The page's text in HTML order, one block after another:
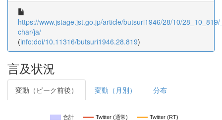
https://www.jstage.jst.go.jp/article/butsuri1946/28/10/
char/ja/
(info:doi/10.11316/butsuri1946.28.819)
言及状況
変動（ピーク前後） 変動（月別） 分布
合計 Twitter (通常) Twitter (RT)